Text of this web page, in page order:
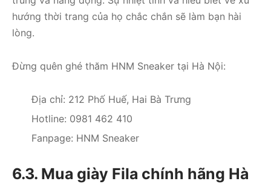
hướng thời trang của họ chắc chắn sẽ làm bạn hài
lòng.
Đừng quên ghé thăm HNM Sneaker tại Hà Nội:
Địa chỉ: 212 Phố Huế, Hai Bà Trưng
Hotline: 0981 462 410
Fanpage: HNM Sneaker
6.3. Mua giày Fila chính hãng Hà